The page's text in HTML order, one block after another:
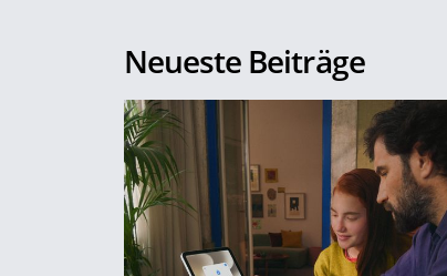
Neueste Beiträge